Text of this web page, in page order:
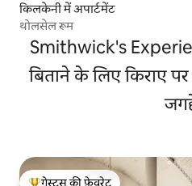
किलकेनी में अपार्टमेंट
थोलसेल रूम
Smithwick's
बिताने के लिए किराए
गेस्ट्स की फ़ेवरेट